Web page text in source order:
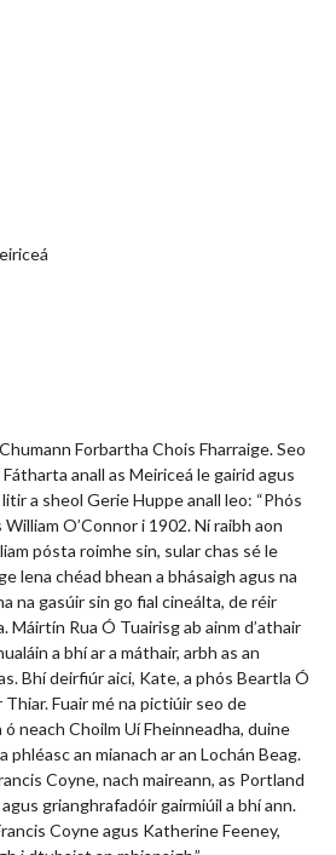
Forbartha Chois Fharraige. Seo
anall as Meiriceá le gairid agus
a sheol Gerie Huppe anall leo: “Phós
O’Connor i 1902. Ní raibh aon
pósta roimhe sin, sular chas sé le
lena chéad bhean a bhásaigh agus na
na gasúir sin go fial cineálta, de réir
Máirtín Rua Ó Tuairisg ab ainm d’athair
a bhí ar a máthair, arbh as an
Bhí deirfiúr aici, Kate, a phós Beartla Ó
Fuair mé na pictiúir seo de
neach Choilm Uí Fheinneadha, duine
phléasc an mianach ar an Lochán Beag.
Coyne, nach maireann, as Portland
grianghrafadóir gairmiúil a bhí ann.
Coyne agus Katherine Feeney,